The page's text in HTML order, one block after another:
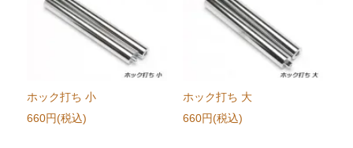
ホック打ち 小
660円(税込)
ホック打ち 大
660円(税込)